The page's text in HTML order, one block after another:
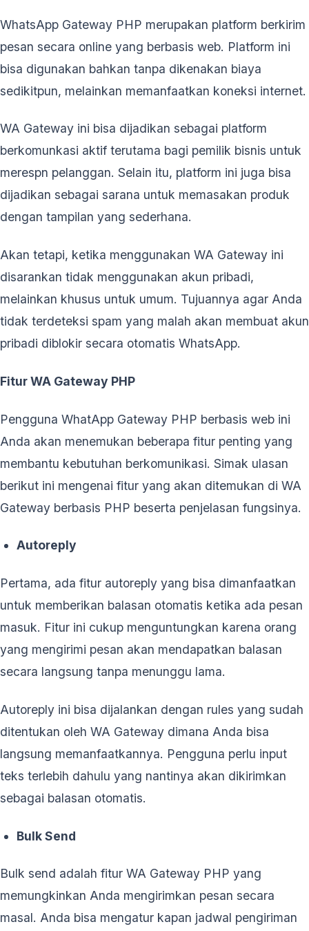
WhatsApp Gateway PHP merupakan platform berkirim
pesan secara online yang berbasis web. Platform ini
bisa digunakan bahkan tanpa dikenakan biaya
sedikitpun, melainkan memanfaatkan koneksi internet.
WA Gateway ini bisa dijadikan sebagai platform
berkomunkasi aktif terutama bagi pemilik bisnis untuk
merespn pelanggan. Selain itu, platform ini juga bisa
dijadikan sebagai sarana untuk memasakan produk
dengan tampilan yang sederhana.
Akan tetapi, ketika menggunakan WA Gateway ini
disarankan tidak menggunakan akun pribadi,
melainkan khusus untuk umum. Tujuannya agar Anda
tidak terdeteksi spam yang malah akan membuat akun
pribadi diblokir secara otomatis WhatsApp.
Fitur WA Gateway PHP
Pengguna WhatApp Gateway PHP berbasis web ini
Anda akan menemukan beberapa fitur penting yang
membantu kebutuhan berkomunikasi. Simak ulasan
berikut ini mengenai fitur yang akan ditemukan di WA
Gateway berbasis PHP beserta penjelasan fungsinya.
Autoreply
Pertama, ada fitur autoreply yang bisa dimanfaatkan
untuk memberikan balasan otomatis ketika ada pesan
masuk. Fitur ini cukup menguntungkan karena orang
yang mengirimi pesan akan mendapatkan balasan
secara langsung tanpa menunggu lama.
Autoreply ini bisa dijalankan dengan rules yang sudah
ditentukan oleh WA Gateway dimana Anda bisa
langsung memanfaatkannya. Pengguna perlu input
teks terlebih dahulu yang nantinya akan dikirimkan
sebagai balasan otomatis.
Bulk Send
Bulk send adalah fitur WA Gateway PHP yang
memungkinkan Anda mengirimkan pesan secara
masal. Anda bisa mengatur kapan jadwal pengiriman